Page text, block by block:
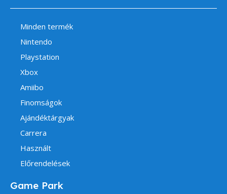
Minden termék
Nintendo
Playstation
Xbox
Amiibo
Finomságok
Ajándéktárgyak
Carrera
Használt
Előrendelések
Game Park